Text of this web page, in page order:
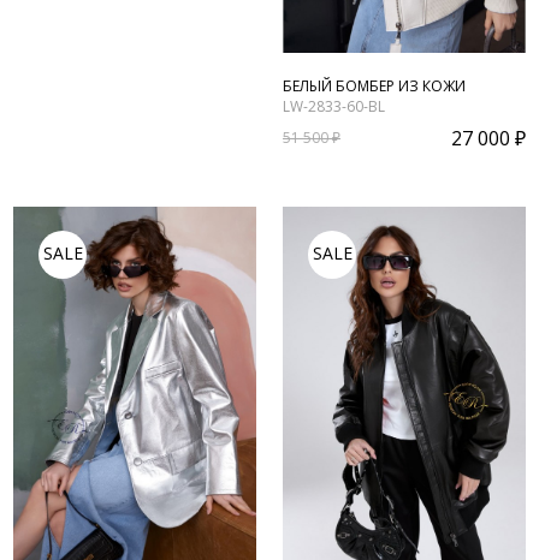
БЕЛЫЙ БОМБЕР ИЗ КОЖИ
LW-2833-60-BL
51 500 ₽
27 000 ₽
SALE SALE